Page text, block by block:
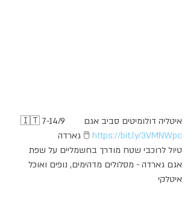
🇮🇹 7-14/9       איטליה דולומיטים סביב אגם
גארדה 🖱️ https://bit.ly/3VMNWpc
טיול לרוכבי שטח מודרך בחשמליים על שפת
אגם גארדה - מסלולים מדהימים, נופים ואוכל
איטלקי